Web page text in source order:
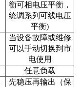
衡可相电压平衡，
统调系列可线电压
平衡)
当设备故障或维修
可以手动切换到市
电使用
任意负载
先稳压再输出（保